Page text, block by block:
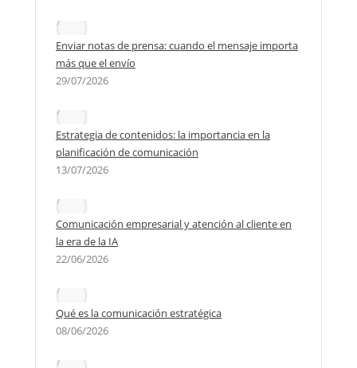
Enviar notas de prensa: cuando el mensaje importa
más que el envío
29/07/2026
Estrategia de contenidos: la importancia en la
planificación de comunicación
13/07/2026
Comunicación empresarial y atención al cliente en
la era de la IA
22/06/2026
Qué es la comunicación estratégica
08/06/2026